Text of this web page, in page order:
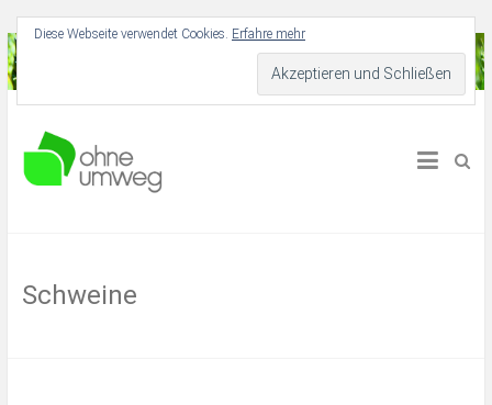
Schweine
Diese Webseite verwendet Cookies. Erfahre mehr